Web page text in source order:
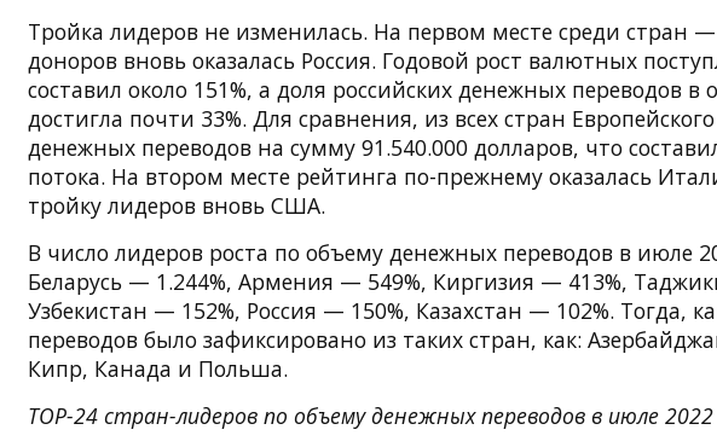
Тройка лидеров не изменилась. На первом месте среди стран
доноров вновь оказалась Россия. Годовой рост валютных
составил около 151%, а доля российских денежных переводов в
достигла почти 33%. Для сравнения, из всех стран
денежных переводов на сумму 91.540.000 долларов, что
потока. На втором месте рейтинга по-прежнему оказалась
тройку лидеров вновь США.
В число лидеров роста по объему денежных переводов в июле
Беларусь — 1.244%, Армения — 549%, Киргизия — 413%,
Узбекистан — 152%, Россия — 150%, Казахстан — 102%. Тогда,
переводов было зафиксировано из таких стран, как:
Кипр, Канада и Польша.
TOP-24 стран-лидеров по объему денежных переводов в июле 2022